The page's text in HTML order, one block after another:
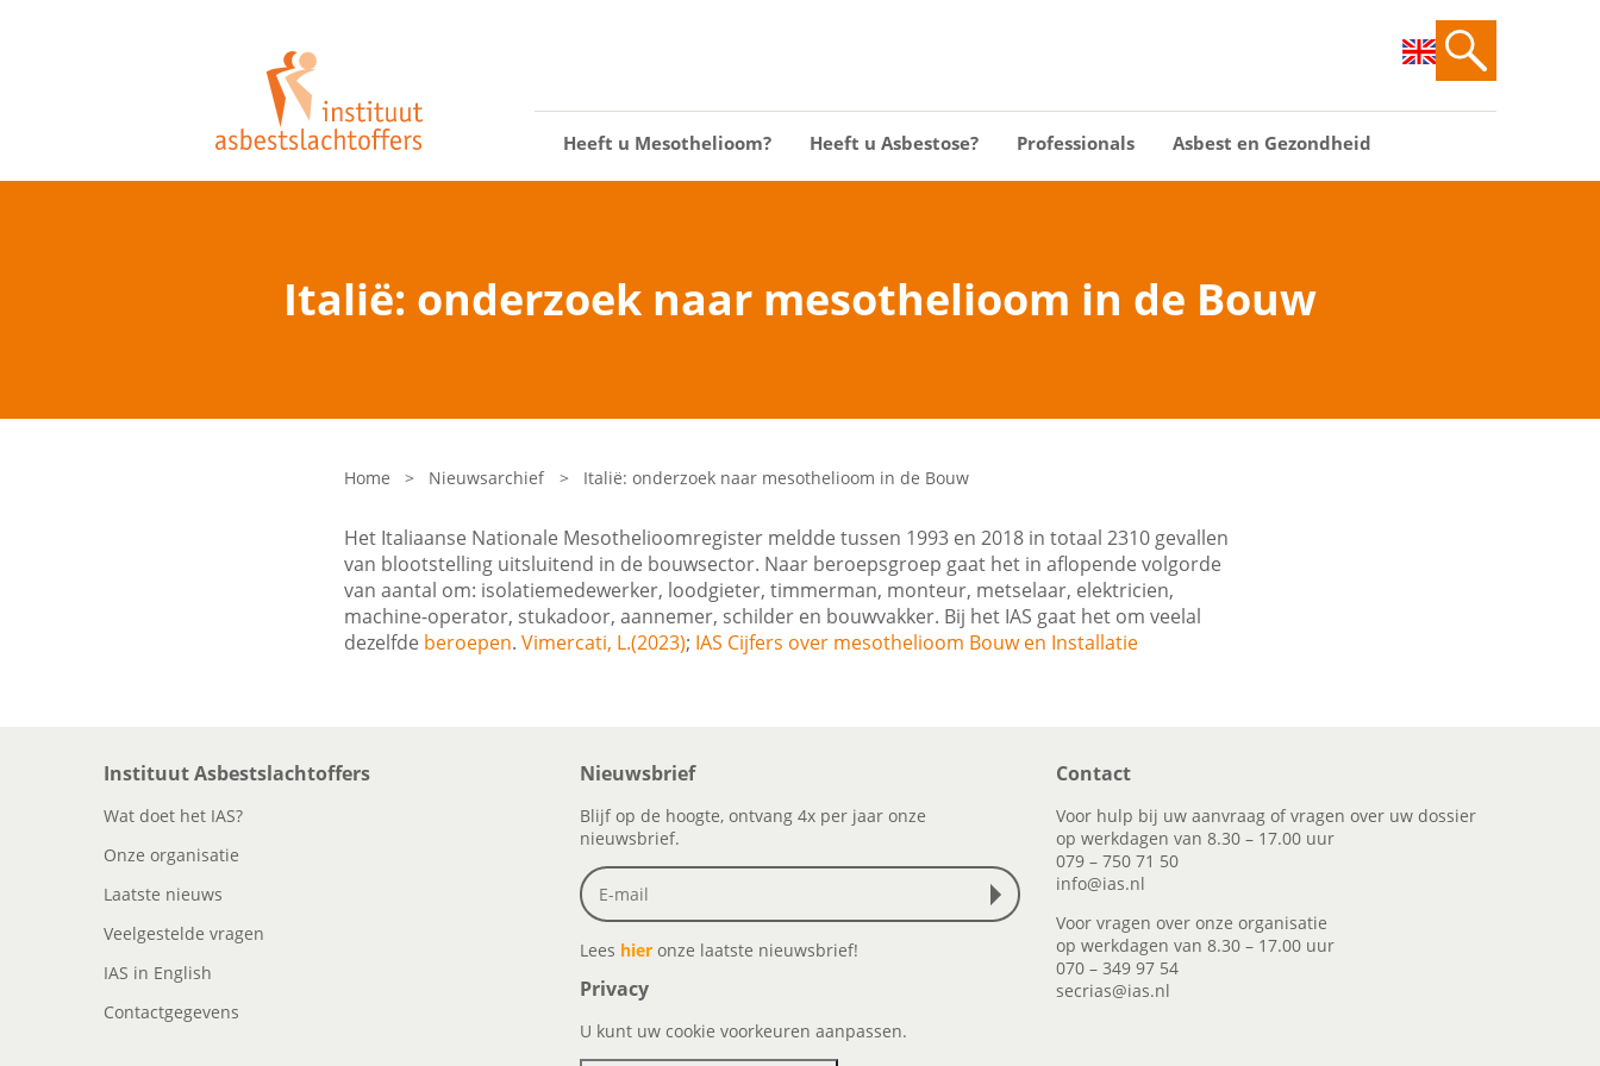
Heeft u Mesothelioom? Heeft u Asbestose? Professionals Asbest en Gezondheid
Italië: onderzoek naar mesothelioom in de Bouw
Home > Nieuwsarchief > Italië: onderzoek naar mesothelioom in de Bouw
Het Italiaanse Nationale Mesothelioomregister meldde tussen 1993 en 2018 in totaal 2310 gevallen
van blootstelling uitsluitend in de bouwsector. Naar beroepsgroep gaat het in aflopende volgorde
van aantal om: isolatiemedewerker, loodgieter, timmerman, monteur, metselaar, elektricien,
machine-operator, stukadoor, aannemer, schilder en bouwvakker. Bij het IAS gaat het om veelal
dezelfde beroepen. Vimercati, L.(2023); IAS Cijfers over mesothelioom Bouw en Installatie
Instituut Asbestslachtoffers
Wat doet het IAS?
Onze organisatie
Laatste nieuws
Veelgestelde vragen
IAS in English
Contactgegevens
Nieuwsbrief
Blijf op de hoogte, ontvang 4x per jaar onze
nieuwsbrief.
Lees hier onze laatste nieuwsbrief!
Privacy
U kunt uw cookie voorkeuren aanpassen.
Contact
Voor hulp bij uw aanvraag of vragen over uw dossier
op werkdagen van 8.30 – 17.00 uur
079 – 750 71 50
info@ias.nl
Voor vragen over onze organisatie
op werkdagen van 8.30 – 17.00 uur
070 – 349 97 54
secrias@ias.nl